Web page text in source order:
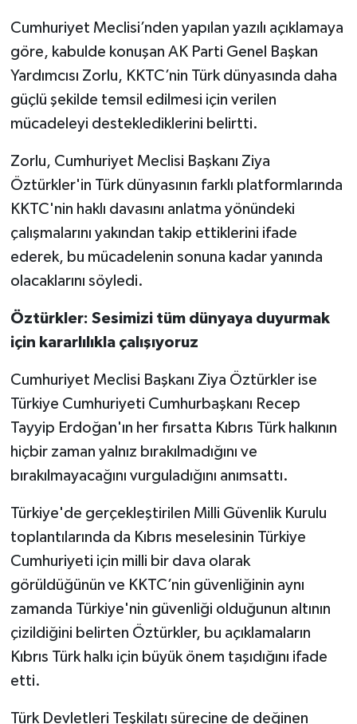
Cumhuriyet Meclisi’nden yapılan yazılı açıklamaya
göre, kabulde konuşan AK Parti Genel Başkan
Yardımcısı Zorlu, KKTC’nin Türk dünyasında daha
güçlü şekilde temsil edilmesi için verilen
mücadeleyi desteklediklerini belirtti.
Zorlu, Cumhuriyet Meclisi Başkanı Ziya
Öztürkler'in Türk dünyasının farklı platformlarında
KKTC'nin haklı davasını anlatma yönündeki
çalışmalarını yakından takip ettiklerini ifade
ederek, bu mücadelenin sonuna kadar yanında
olacaklarını söyledi.
Öztürkler: Sesimizi tüm dünyaya duyurmak
için kararlılıkla çalışıyoruz
Cumhuriyet Meclisi Başkanı Ziya Öztürkler ise
Türkiye Cumhuriyeti Cumhurbaşkanı Recep
Tayyip Erdoğan'ın her fırsatta Kıbrıs Türk halkının
hiçbir zaman yalnız bırakılmadığını ve
bırakılmayacağını vurguladığını anımsattı.
Türkiye'de gerçekleştirilen Milli Güvenlik Kurulu
toplantılarında da Kıbrıs meselesinin Türkiye
Cumhuriyeti için milli bir dava olarak
görüldüğünün ve KKTC’nin güvenliğinin aynı
zamanda Türkiye'nin güvenliği olduğunun altının
çizildiğini belirten Öztürkler, bu açıklamaların
Kıbrıs Türk halkı için büyük önem taşıdığını ifade
etti.
Türk Devletleri Teşkilatı sürecine de değinen